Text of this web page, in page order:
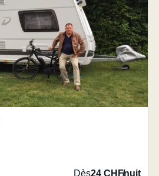
Dès24 CHF/nuit